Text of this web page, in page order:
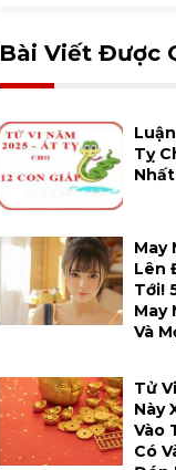
Bài Viết Được
Tỵ
Nhất
May
Lên
Tới!
May
Và
Tử
Này
Vào
Có